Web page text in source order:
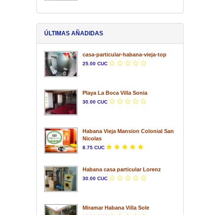
ÚLTIMAS AÑADIDAS
casa-particular-habana-vieja-top
25.00 CUC
Playa La Boca Villa Sonia
30.00 CUC
Habana Vieja Mansion Colonial San
Nicolas
8.75 CUC
Habana casa particular Lorenz
30.00 CUC
Miramar Habana Villa Sole